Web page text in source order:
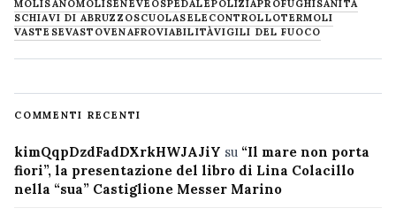
MOLISANOMOLISENEVE OSPEDALEPOLIZIAPROFUGHISANITÀ
SCHIAVI DI ABRUZZOSCUOLASELECONTROLLOTERMOLI
VASTESEVASTOVENAFROVIABILITÀVIGILI DEL FUOCO
COMMENTI RECENTI
kimQqpDzdFadDXrkHWJAJiY su “Il mare non porta
fiori”, la presentazione del libro di Lina Colacillo
nella “sua” Castiglione Messer Marino